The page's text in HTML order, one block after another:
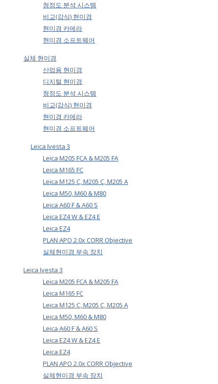
청정도 분석 시스템
비교(감식) 현미경
현미경 카메라
현미경 소프트웨어
실체 현미경
산업용 현미경
디지털 현미경
청정도 분석 시스템
비교(감식) 현미경
현미경 카메라
현미경 소프트웨어
Leica Ivesta 3
Leica M205 FCA & M205 FA
Leica M165 FC
Leica M125 C, M205 C, M205 A
Leica M50, M60 & M80
Leica A60 F & A60 S
Leica EZ4 W & EZ4 E
Leica EZ4
PLAN APO 2.0x CORR Objective
실체현미경 부속 장치
Leica Ivesta 3
Leica M205 FCA & M205 FA
Leica M165 FC
Leica M125 C, M205 C, M205 A
Leica M50, M60 & M80
Leica A60 F & A60 S
Leica EZ4 W & EZ4 E
Leica EZ4
PLAN APO 2.0x CORR Objective
실체현미경 부속 장치